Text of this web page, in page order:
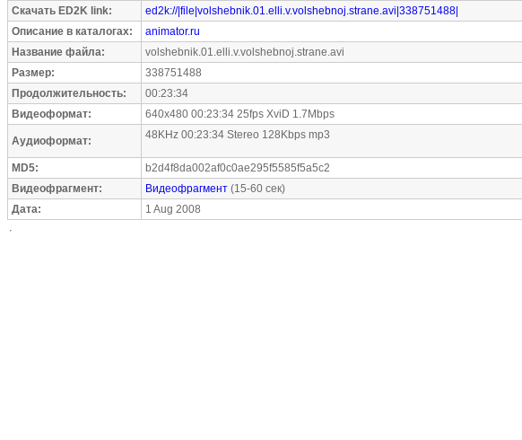
Скачать ED2K link:
ed2k://|file|volshebnik.01.elli.v.volshebnoj.strane.avi|338751488|
Описание в каталогах:
animator.ru
Название файла:
volshebnik.01.elli.v.volshebnoj.strane.avi
Размер:
338751488
Продолжительность:
00:23:34
Видеоформат:
640x480 00:23:34 25fps XviD 1.7Mbps
Аудиоформат: 48KHz 00:23:34 Stereo 128Kbps mp3
MD5:
b2d4f8da002af0c0ae295f5585f5a5c2
Видеофрагмент:
Видеофрагмент (15-60 сек)
Дата:
1 Aug 2008